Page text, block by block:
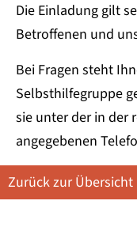
Die Einladung gilt
Betroffenen und
Bei Fragen steht
Selbsthilfegruppe
sie unter der in der
angegebenen
Zurück zur Übersicht